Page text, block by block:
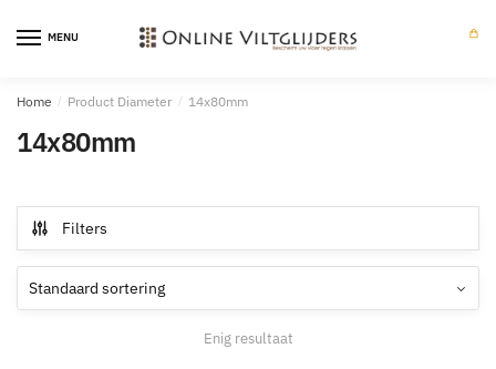
MENU
Home / Product Diameter / 14x80mm
14x80mm
Filters
Enig resultaat